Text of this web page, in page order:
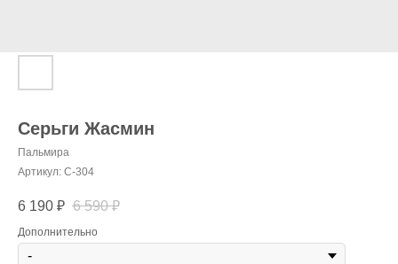
Серьги Жасмин
Пальмира
Артикул: С-304
6 190 ₽ 6 590 ₽
Дополнительно